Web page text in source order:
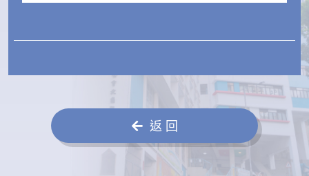
返 回